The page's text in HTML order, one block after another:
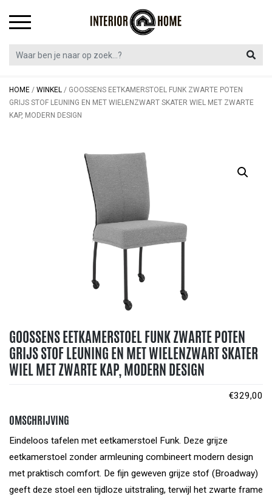
HOME / WINKEL / GOOSSENS EETKAMERSTOEL FUNK ZWARTE POTEN
GRIJS STOF LEUNING EN MET WIELENZWART SKATER WIEL MET ZWARTE
KAP, MODERN DESIGN
GOOSSENS EETKAMERSTOEL FUNK ZWARTE POTEN
GRIJS STOF LEUNING EN MET WIELENZWART SKATER
WIEL MET ZWARTE KAP, MODERN DESIGN
€329,00
OMSCHRIJVING
Eindeloos tafelen met eetkamerstoel Funk. Deze grijze
eetkamerstoel zonder armleuning combineert modern design
met praktisch comfort. De fijn geweven grijze stof (Broadway)
geeft deze stoel een tijdloze uitstraling, terwijl het zwarte frame